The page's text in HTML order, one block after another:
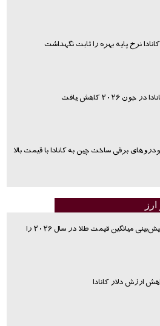
نرخ پایه بهره را ثابت نگهداشت
۲۰۲۶ کاهش یافت
برقی ساخت چین به کانادا با قیمت بالا
بانک آمریکا پیش‌بینی میانگین قیمت طلا در سال ۲۰۲۶ را
ارزش دلار کانادا